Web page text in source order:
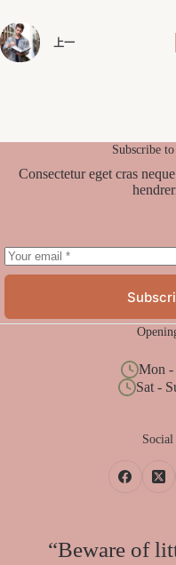
上一
Subscribe
Consectetur eget cras
Mon
Sat -
“Beware of